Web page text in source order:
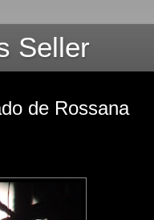
Seller
de Rossana